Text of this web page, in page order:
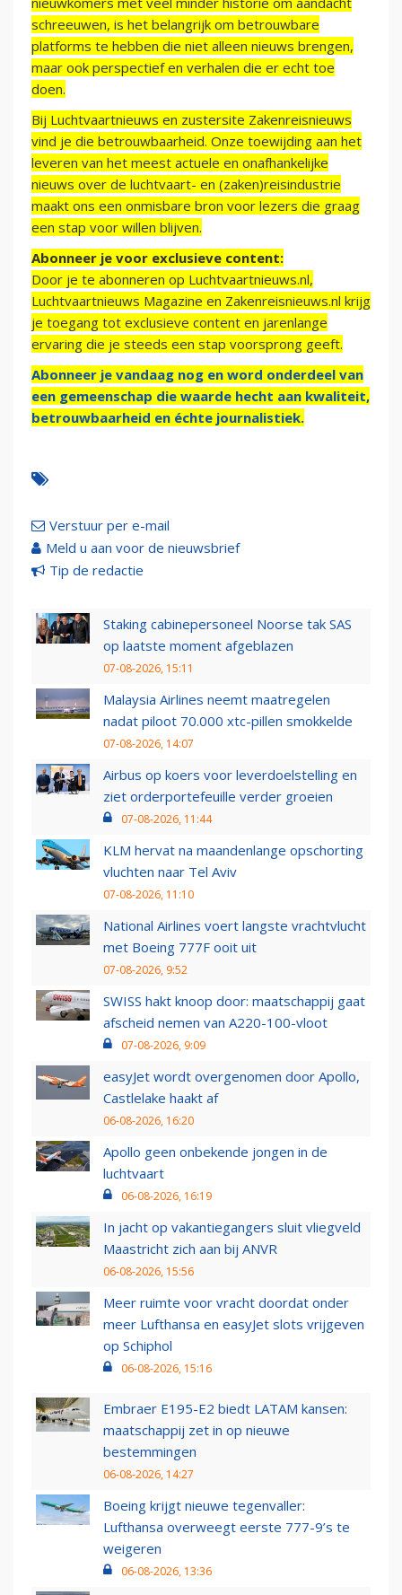
schreeuwen, is het belangrijk om betrouwbare
platforms te hebben die niet alleen nieuws brengen,
maar ook perspectief en verhalen die er echt toe
doen.
Bij Luchtvaartnieuws en zustersite Zakenreisnieuws
vind je die betrouwbaarheid. Onze toewijding aan het
leveren van het meest actuele en onafhankelijke
nieuws over de luchtvaart- en (zaken)reisindustrie
maakt ons een onmisbare bron voor lezers die graag
een stap voor willen blijven.
Abonneer je voor exclusieve content:
Door je te abonneren op Luchtvaartnieuws.nl,
Luchtvaartnieuws Magazine en Zakenreisnieuws.nl krijg
je toegang tot exclusieve content en jarenlange
ervaring die je steeds een stap voorsprong geeft.
Abonneer je vandaag nog en word onderdeel van
een gemeenschap die waarde hecht aan kwaliteit,
betrouwbaarheid en échte journalistiek.
Verstuur per e-mail
Meld u aan voor de nieuwsbrief
Tip de redactie
Staking cabinepersoneel Noorse tak SAS
op laatste moment afgeblazen
07-08-2026, 15:11
Malaysia Airlines neemt maatregelen
nadat piloot 70.000 xtc-pillen smokkelde
07-08-2026, 14:07
Airbus op koers voor leverdoelstelling en
ziet orderportefeuille verder groeien
07-08-2026, 11:44
KLM hervat na maandenlange opschorting
vluchten naar Tel Aviv
07-08-2026, 11:10
National Airlines voert langste vrachtvlucht
met Boeing 777F ooit uit
07-08-2026, 9:52
SWISS hakt knoop door: maatschappij gaat
afscheid nemen van A220-100-vloot
07-08-2026, 9:09
easyJet wordt overgenomen door Apollo,
Castlelake haakt af
06-08-2026, 16:20
Apollo geen onbekende jongen in de
luchtvaart
06-08-2026, 16:19
In jacht op vakantiegangers sluit vliegveld
Maastricht zich aan bij ANVR
06-08-2026, 15:56
Meer ruimte voor vracht doordat onder
meer Lufthansa en easyJet slots vrijgeven
op Schiphol
06-08-2026, 15:16
Embraer E195-E2 biedt LATAM kansen:
maatschappij zet in op nieuwe
bestemmingen
06-08-2026, 14:27
Boeing krijgt nieuwe tegenvaller:
Lufthansa overweegt eerste 777-9’s te
weigeren
06-08-2026, 13:36